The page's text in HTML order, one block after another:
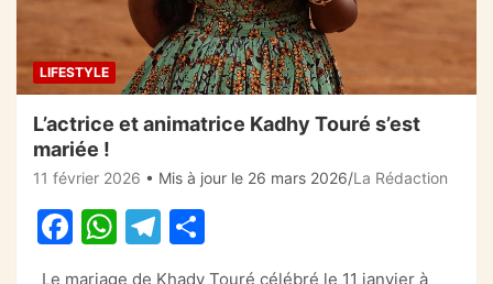
LIFESTYLE
L’actrice et animatrice Kadhy Touré s’est
mariée !
11 février 2026 • Mis à jour le 26 mars 2026 La Rédaction
F
W T
el
ar
Le mariage de Khady Touré célébré le 11 janvier à